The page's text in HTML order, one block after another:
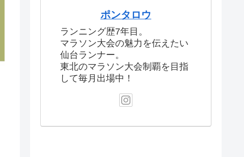
ポンタロウ
ランニング歴7年目。
マラソン大会の魅力を伝えたい
仙台ランナー。
東北のマラソン大会制覇を目指
して毎月出場中！